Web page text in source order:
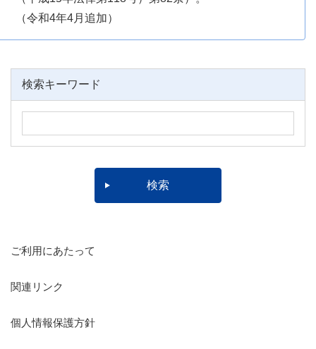
（令和4年4月追加）
検索キーワード
ご利用にあたって
関連リンク
個人情報保護方針